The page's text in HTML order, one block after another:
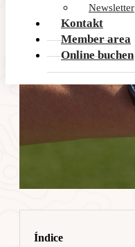
Newsletter
Kontakt
Member area
Online buchen
Índice